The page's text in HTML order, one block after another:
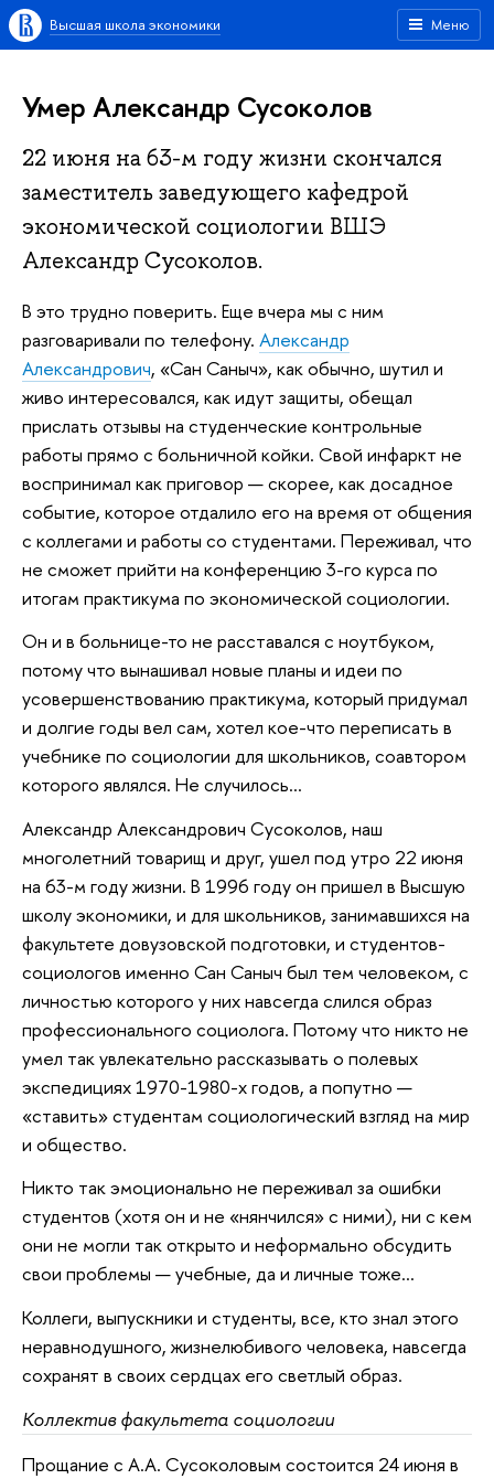
Меню
Высшая школа экономики
Умер Александр Сусоколов
22 июня на 63-м году жизни скончался
заместитель заведующего кафедрой
экономической социологии ВШЭ
Александр Сусоколов.
В это трудно поверить. Еще вчера мы с ним
разговаривали по телефону. Александр
Александрович, «Сан Саныч», как обычно, шутил и
живо интересовался, как идут защиты, обещал
прислать отзывы на студенческие контрольные
работы прямо с больничной койки. Свой инфаркт не
воспринимал как приговор — скорее, как досадное
событие, которое отдалило его на время от общения
с коллегами и работы со студентами. Переживал, что
не сможет прийти на конференцию 3-го курса по
итогам практикума по экономической социологии.
Он и в больнице-то не расставался с ноутбуком,
потому что вынашивал новые планы и идеи по
усовершенствованию практикума, который придумал
и долгие годы вел сам, хотел кое-что переписать в
учебнике по социологии для школьников, соавтором
которого являлся. Не случилось…
Александр Александрович Сусоколов, наш
многолетний товарищ и друг, ушел под утро 22 июня
на 63-м году жизни. В 1996 году он пришел в Высшую
школу экономики, и для школьников, занимавшихся на
факультете довузовской подготовки, и студентов-
социологов именно Сан Саныч был тем человеком, с
личностью которого у них навсегда слился образ
профессионального социолога. Потому что никто не
умел так увлекательно рассказывать о полевых
экспедициях 1970-1980-х годов, а попутно —
«ставить» студентам социологический взгляд на мир
и общество.
Никто так эмоционально не переживал за ошибки
студентов (хотя он и не «нянчился» с ними), ни с кем
они не могли так открыто и неформально обсудить
свои проблемы — учебные, да и личные тоже…
Коллеги, выпускники и студенты, все, кто знал этого
неравнодушного, жизнелюбивого человека, навсегда
сохранят в своих сердцах его светлый образ.
Коллектив факультета социологии
Прощание с А.А. Сусоколовым состоится 24 июня в